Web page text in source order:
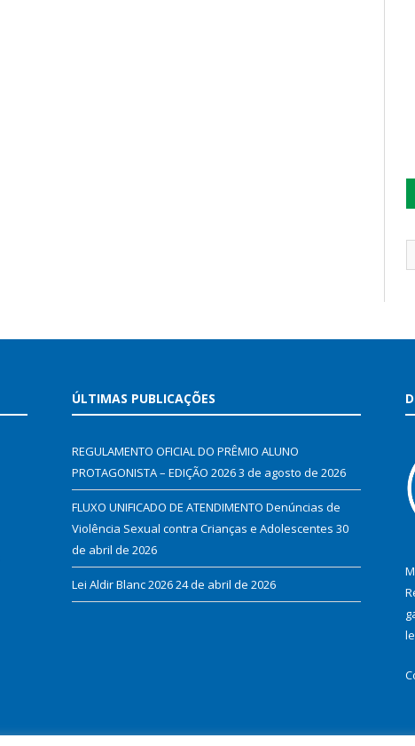
ÚLTIMAS PUBLICAÇÕES
REGULAMENTO OFICIAL DO PRÊMIO ALUNO
PROTAGONISTA – EDIÇÃO 20263 de agosto de 2026
FLUXO UNIFICADO DE ATENDIMENTO Denúncias de
Violência Sexual contra Crianças e Adolescentes 30
de abril de 2026
Lei Aldir Blanc 202624 de abril de 2026